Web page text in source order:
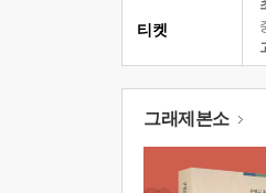
티켓
그래제본소